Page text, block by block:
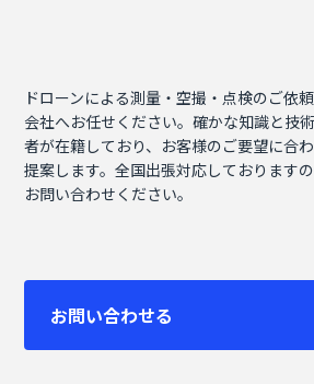
ドローンによる測量・空撮・点検のご依
会社へお任せください。確かな知識と技
者が在籍しており、お客様のご要望に合
提案します。全国出張対応しております
お問い合わせください。
お問い合わせる